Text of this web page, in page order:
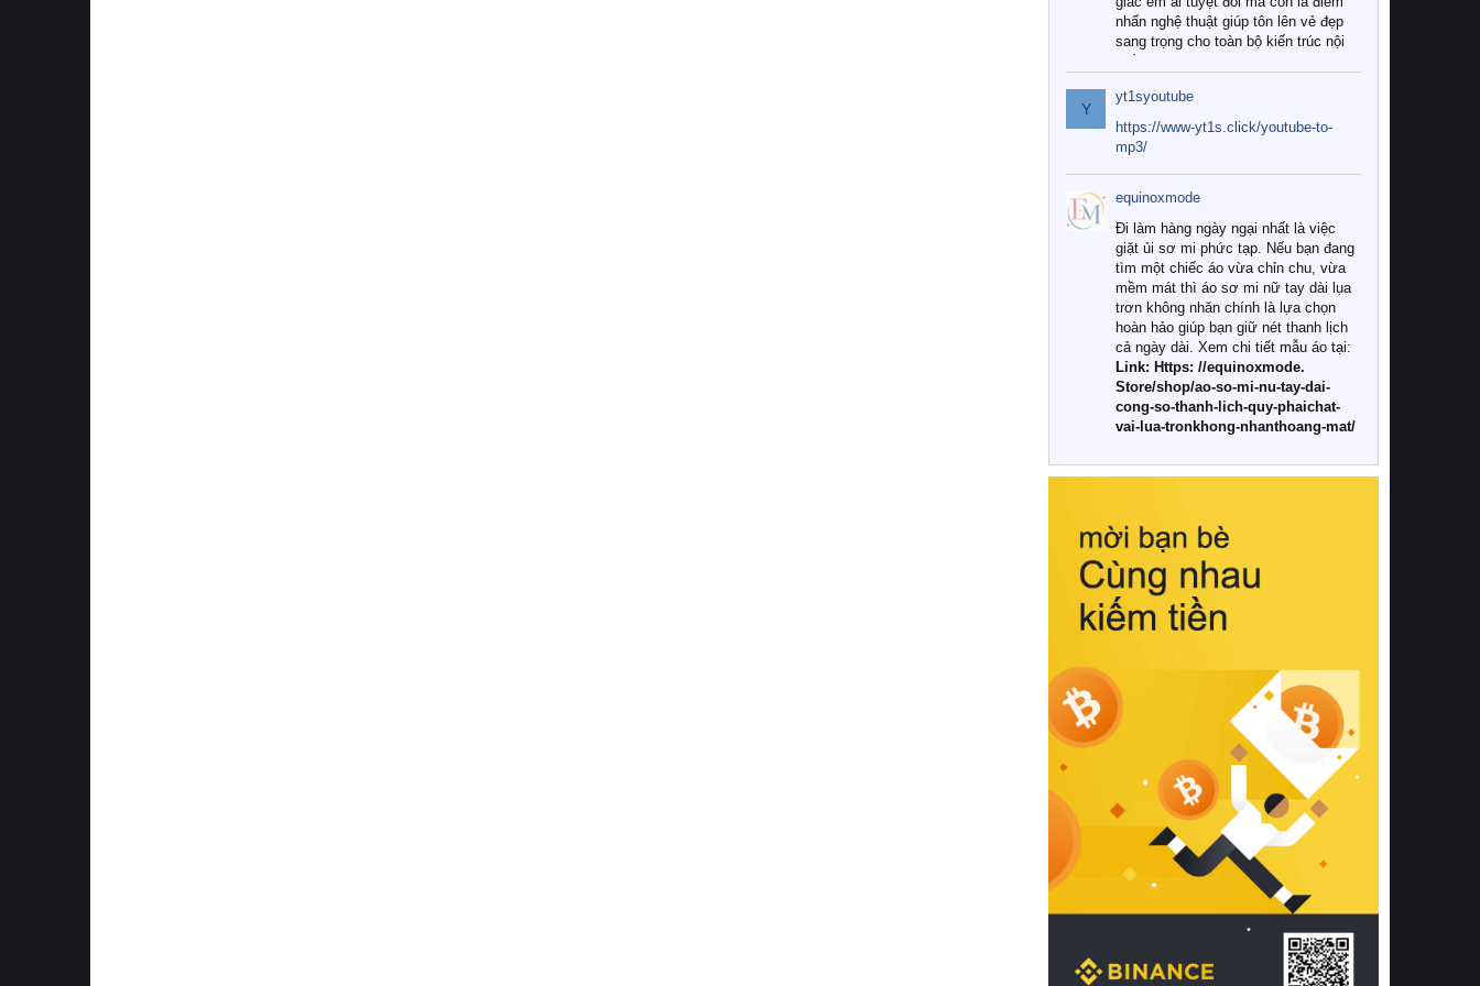
nhấn nghệ thuật giúp tôn lên vẻ đẹp
sang trọng cho toàn bộ kiến trúc nội
Tuy nhiên, giữa thị trường đa dạng
với vô vàn thương hiệu và mẫu mã
như hiện nay, làm thế nào để chọn
được những bộ chăn ga gối đệm cao
cấp thực sự chất lượng, phù hợp với
khí hậu và nhu cầu sử dụng của gia
đình? Hãy cùng chúng tôi đi tìm lời
giải đáp chi tiết qua bài viết dưới đây.
1. Tại sao các gia đình hiện đại lại ưa
chuộng chăn ga gối đệm cao cấp?
Khác với các dòng sản phẩm thông
thường, những bộ chăn ga gối đệm
cao cấp trải qua quy trình sản xuất
nghiêm ngặt từ khâu chọn lọc nguyên
liệu tự nhiên đến công nghệ dệt
nhuộm hiện đại không chứa hóa chất
này, bạn sẽ cảm nhận rõ rệt sự khác
hồi chuẩn xác của phần đệm nâng đỡ
cột sống.
Bên cạnh đó, việc lựa chọn các dòng
sản phẩm đạt chuẩn chất lượng quốc
tế còn giúp ngăn ngừa tình trạng kích
khuẩn và nấm mốc trong điều kiện
thời tiết nóng ẩm. Bạn có thể tìm hiểu
thêm các nghiên cứu khoa học về tác
động của giấc ngủ và môi trường
phòng ngủ đối với sức khỏe con
người tại Sleep Foundation (External
Link) để có cái nhìn toàn diện hơn.
2. Các tiêu chí vàng khi lựa chọn
chăn ga gối đệm cao cấp cho phòng
ngủ
Để sở hữu một bộ chăn ga gối đệm
cao cấp hoàn hảo cả về thẩm mỹ lẫn
công năng, người tiêu dùng cần cân
nhắc kỹ lưỡng các tiêu chí quan trọng
Y
yt1syoutube
https://www-yt1s.click/youtube-to-
mp3/
equinoxmode
Đi làm hàng ngày ngại nhất là việc
giặt ủi sơ mi phức tạp. Nếu bạn đang
tìm một chiếc áo vừa chỉn chu, vừa
mềm mát thì áo sơ mi nữ tay dài lụa
trơn không nhăn chính là lựa chọn
hoàn hảo giúp bạn giữ nét thanh lịch
cả ngày dài. Xem chi tiết mẫu áo tại:
Link: Https: //equinoxmode.
Store/shop/ao-so-mi-nu-tay-dai-
cong-so-thanh-lich-quy-phaichat-
vai-lua-tronkhong-nhanthoang-mat/